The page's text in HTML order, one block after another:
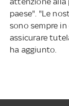
paese". "Le
sono sempre
assicurare
ha aggiunto.